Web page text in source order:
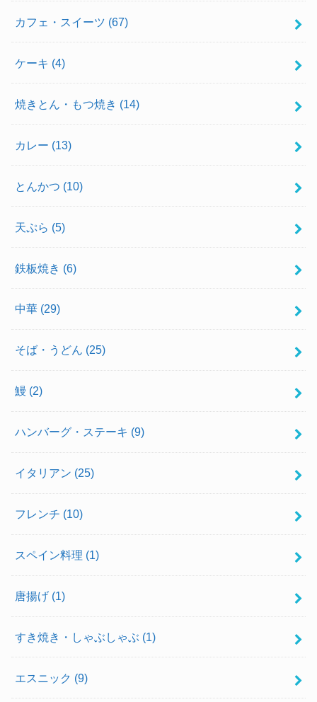
カフェ・スイーツ (67)
ケーキ (4)
焼きとん・もつ焼き (14)
カレー (13)
とんかつ (10)
天ぷら (5)
鉄板焼き (6)
中華 (29)
そば・うどん (25)
鰻 (2)
ハンバーグ・ステーキ (9)
イタリアン (25)
フレンチ (10)
スペイン料理 (1)
唐揚げ (1)
すき焼き・しゃぶしゃぶ (1)
エスニック (9)